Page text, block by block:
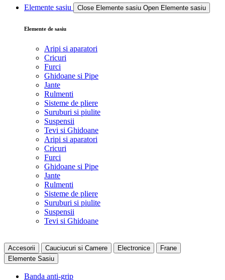
Elemente sasiu Close Elemente sasiu Open Elemente sasiu
Elemente de sasiu
Aripi si aparatori
Cricuri
Furci
Ghidoane si Pipe
Jante
Rulmenti
Sisteme de pliere
Suruburi si piulite
Suspensii
Tevi si Ghidoane
Aripi si aparatori
Cricuri
Furci
Ghidoane si Pipe
Jante
Rulmenti
Sisteme de pliere
Suruburi si piulite
Suspensii
Tevi si Ghidoane
Accesorii Cauciucuri si Camere Electronice
Frane
Elemente Sasiu
Banda anti-grip